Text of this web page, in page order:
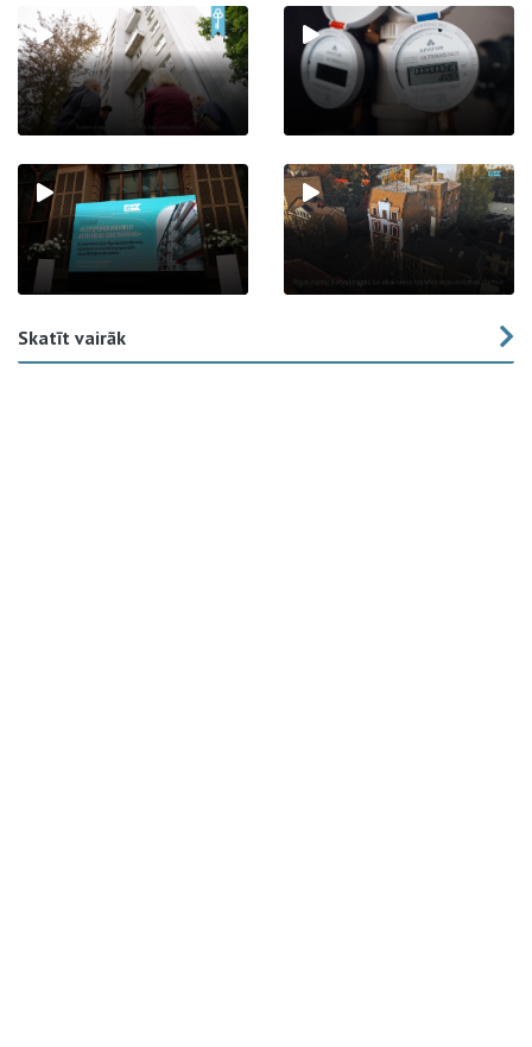
Skatīt vairāk